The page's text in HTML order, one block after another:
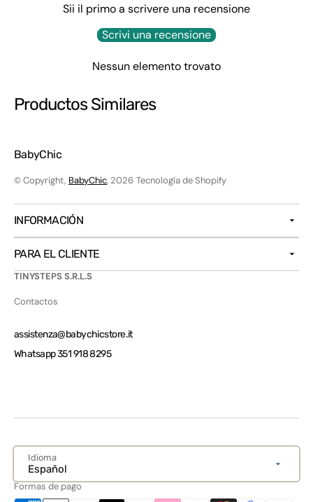
Sii il primo a scrivere una recensione
Scrivi una recensione
Nessun elemento trovato
Productos Similares
BabyChic
© Copyright, BabyChic, 2026 Tecnología de Shopify
INFORMACIÓN
PARA EL CLIENTE
TINYSTEPS S.R.L.S
Contactos
assistenza@babychicstore.it
Whatsapp 351 918 8295
Idioma
Español
Formas de pago